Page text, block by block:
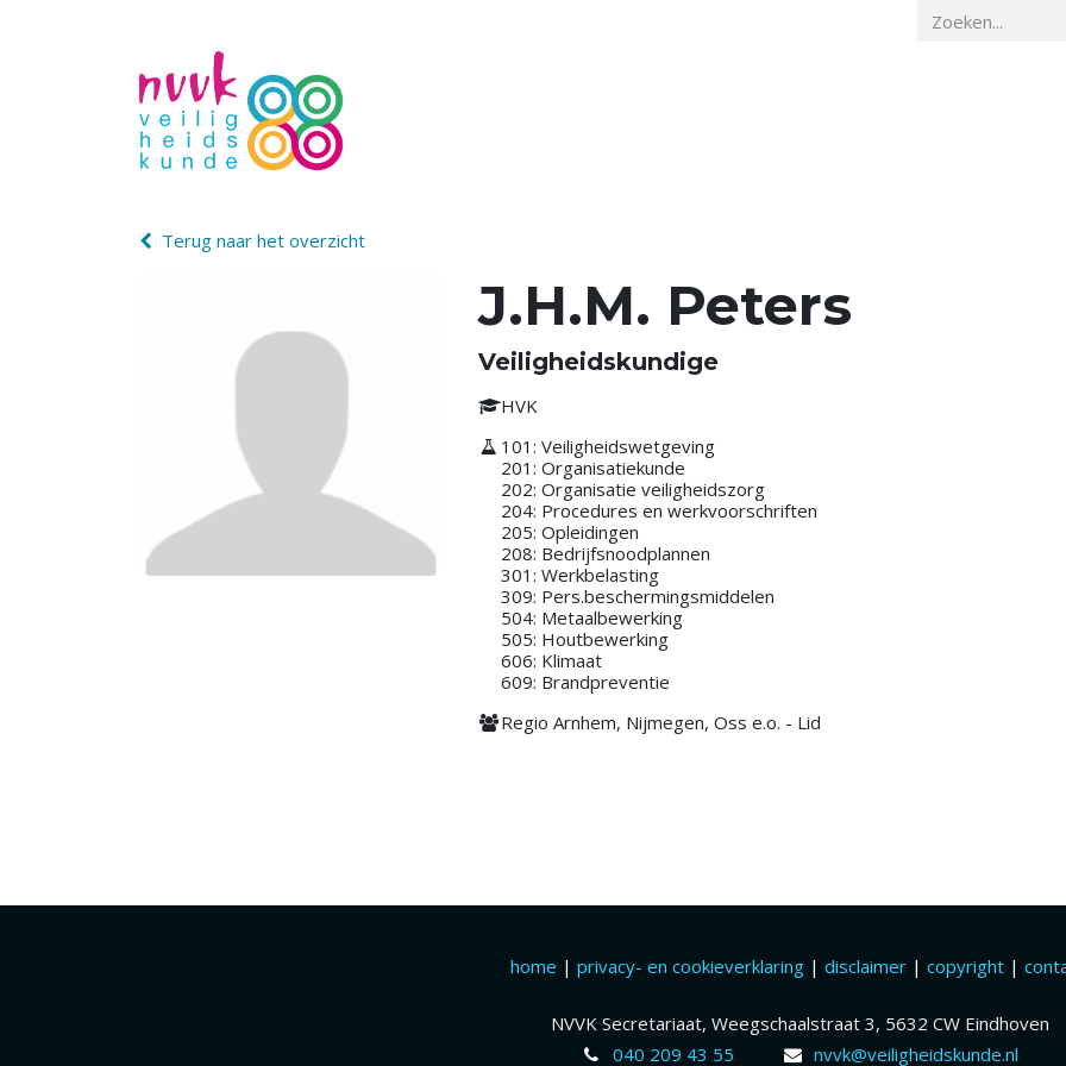
Terug naar het overzicht
J.H.M. Peters
Veiligheidskundige
HVK
101: Veiligheidswetgeving
201: Organisatiekunde
202: Organisatie veiligheidszorg
204: Procedures en werkvoorschriften
205: Opleidingen
208: Bedrijfsnoodplannen
301: Werkbelasting
309: Pers.beschermingsmiddelen
504: Metaalbewerking
505: Houtbewerking
606: Klimaat
609: Brandpreventie
Regio Arnhem, Nijmegen, Oss e.o. - Lid
home | privacy- en cookieverklaring| disclaimer | copyright|
NVVK Secretariaat, Weegschaalstraat 3, 5632 CW Eindhoven
040 209 43 55
nvvk@veiligheidskunde.nl